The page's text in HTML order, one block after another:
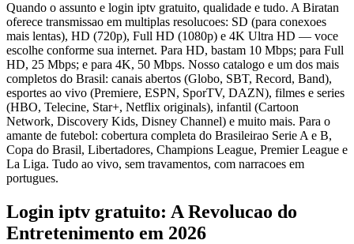
Quando o assunto e login iptv gratuito, qualidade e tudo. A Biratan
oferece transmissao em multiplas resolucoes: SD (para conexoes
mais lentas), HD (720p), Full HD (1080p) e 4K Ultra HD — voce
escolhe conforme sua internet. Para HD, bastam 10 Mbps; para Full
HD, 25 Mbps; e para 4K, 50 Mbps. Nosso catalogo e um dos mais
completos do Brasil: canais abertos (Globo, SBT, Record, Band),
esportes ao vivo (Premiere, ESPN, SporTV, DAZN), filmes e series
(HBO, Telecine, Star+, Netflix originals), infantil (Cartoon
Network, Discovery Kids, Disney Channel) e muito mais. Para o
amante de futebol: cobertura completa do Brasileirao Serie A e B,
Copa do Brasil, Libertadores, Champions League, Premier League e
La Liga. Tudo ao vivo, sem travamentos, com narracoes em
portugues.
Login iptv gratuito: A Revolucao do
Entretenimento em 2026